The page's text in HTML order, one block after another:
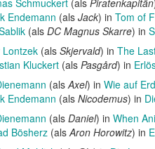
Schmuckert (als Piratenkapitän
Endemann (als Jack) in Tom of
(als DC Magnus Skarre) in
Lontzek (als Skjervald) in The
Kluckert (als Pasgård) in
(alsAxel) in Wie auf
Endemann (als Nicodemus) in
(als Daniel) in When
Bösherz (alsAron Horowitz) in